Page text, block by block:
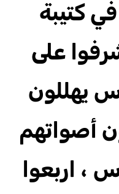
كتيبة
على
يهللون
أصواتهم
، اربعوا